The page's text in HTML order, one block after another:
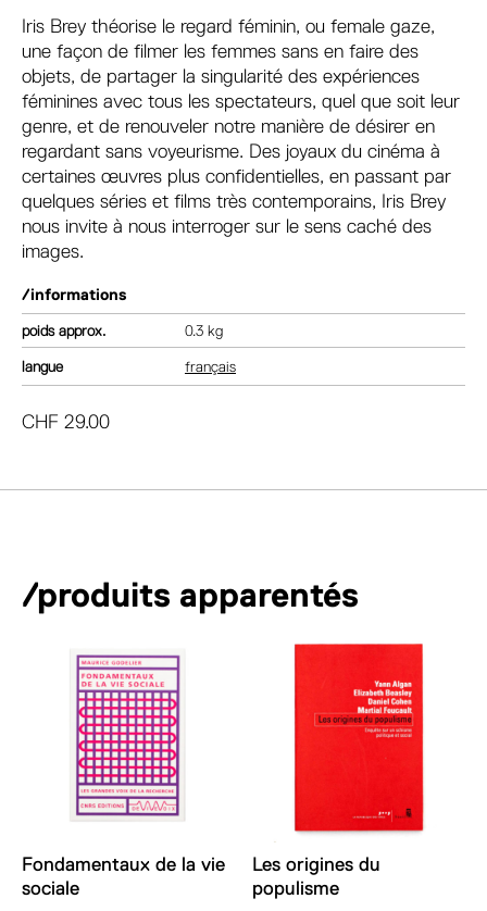
Iris Brey théorise le regard féminin, ou female gaze,
une façon de filmer les femmes sans en faire des
objets, de partager la singularité des expériences
féminines avec tous les spectateurs, quel que soit leur
genre, et de renouveler notre manière de désirer en
regardant sans voyeurisme. Des joyaux du cinéma à
certaines œuvres plus confidentielles, en passant par
quelques séries et films très contemporains, Iris Brey
nous invite à nous interroger sur le sens caché des
images.
/informations
poids 0.3 kg
langue français
CHF 29.00
/produits apparentés
Fondamentaux de la vie
sociale
Les origines du
populisme